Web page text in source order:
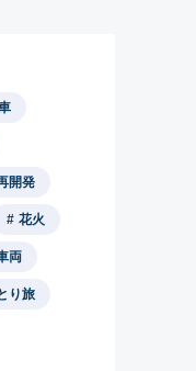
開発
花火
両
り旅